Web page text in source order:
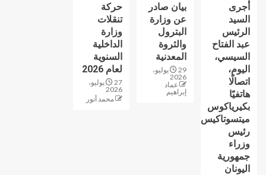
أجرى
السيد
الرئيس
عبد الفتاح
السيسي،
اليوم،
اتصالًا
هاتفيًا
بكيرياكوس
ميتسوتاكيس
رئيس
وزراء
جمهورية
اليونان
بيان صادر
عن وزارة
البترول
والثروة
المعدنية
29 يوليو،
2026
عماد
إبراهيم
حركة
تنقلات
وزارة
الداخلية
السنوية
لعام 2026
27 يوليو،
2026
محمد أنور